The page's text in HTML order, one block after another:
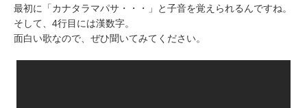
最初に「カナタラマパサ・・・」と子音を覚えられるんですね。
そして、4行目には漢数字。
面白い歌なので、ぜひ聞いてみてください。